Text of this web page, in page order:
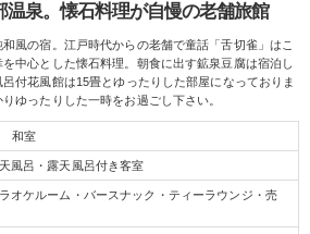
温泉。懐石料理が自慢の老舗旅館
風の宿。江戸時代からの老舗で童話「舌切雀」はこ
中心とした懐石料理。朝食に出す鉱泉豆腐は宿泊し
付花風館は15畳とゆったりした部屋になっておりま
ゆったりした一時をお過ごし下さい。
和室
風呂・露天風呂付き客室
オケルーム・バースナック・ティーラウンジ・売